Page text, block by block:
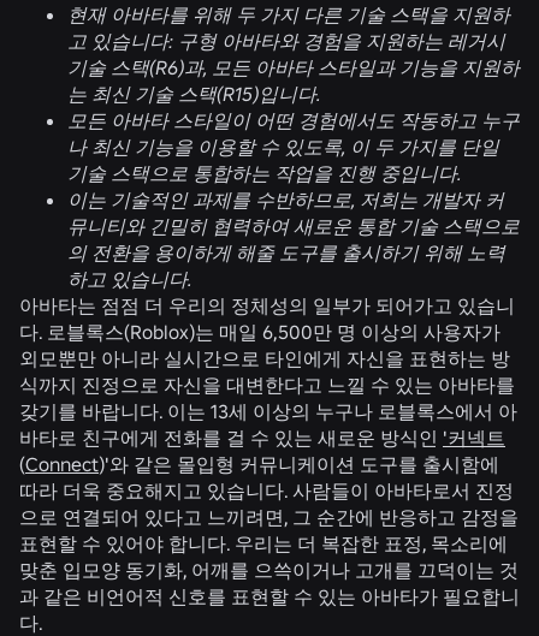
현재 아바타를 위해 두 가지 다른 기술 스택을 지원하
고 있습니다: 구형 아바타와 경험을 지원하는 레거시
기술 스택(R6)과, 모든 아바타 스타일과 기능을 지원하
는 최신 기술 스택(R15)입니다.
모든 아바타 스타일이 어떤 경험에서도 작동하고 누구
나 최신 기능을 이용할 수 있도록, 이 두 가지를 단일
기술 스택으로 통합하는 작업을 진행 중입니다.
이는 기술적인 과제를 수반하므로, 저희는 개발자 커
뮤니티와 긴밀히 협력하여 새로운 통합 기술 스택으로
의 전환을 용이하게 해줄 도구를 출시하기 위해 노력
하고 있습니다.
아바타는 점점 더 우리의 정체성의 일부가 되어가고 있습니
다. 로블록스(Roblox)는 매일 6,500만 명 이상의 사용자가
외모뿐만 아니라 실시간으로 타인에게 자신을 표현하는 방
식까지 진정으로 자신을 대변한다고 느낄 수 있는 아바타를
갖기를 바랍니다. 이는 13세 이상의 누구나 로블록스에서 아
바타로 친구에게 전화를 걸 수 있는 새로운 방식인 '커넥트
(Connect)'와 같은 몰입형 커뮤니케이션 도구를 출시함에
따라 더욱 중요해지고 있습니다. 사람들이 아바타로서 진정
으로 연결되어 있다고 느끼려면, 그 순간에 반응하고 감정을
표현할 수 있어야 합니다. 우리는 더 복잡한 표정, 목소리에
맞춘 입모양 동기화, 어깨를 으쓱이거나 고개를 끄덕이는 것
과 같은 비언어적 신호를 표현할 수 있는 아바타가 필요합니
다.